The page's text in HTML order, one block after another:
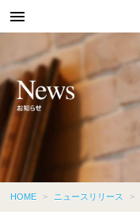
menu
HOME > ニュースリリース >